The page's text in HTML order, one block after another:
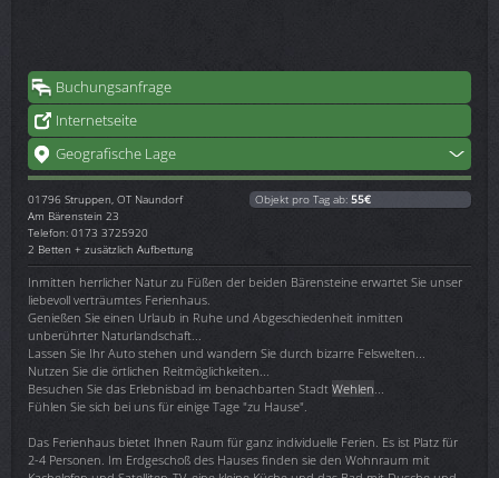
Buchungsanfrage
Internetseite
Geografische Lage
01796 Struppen, OT Naundorf
Am Bärenstein 23
Telefon: 0173 3725920
2 Betten + zusätzlich Aufbettung
Objekt pro Tag ab: 55€
Inmitten herrlicher Natur zu Füßen der beiden Bärensteine erwartet Sie unser
liebevoll verträumtes Ferienhaus.
Genießen Sie einen Urlaub in Ruhe und Abgeschiedenheit inmitten
unberührter Naturlandschaft...
Lassen Sie Ihr Auto stehen und wandern Sie durch bizarre Felswelten...
Nutzen Sie die örtlichen Reitmöglichkeiten...
Besuchen Sie das Erlebnisbad im benachbarten Stadt Wehlen
Fühlen Sie sich bei uns für einige Tage "zu Hause".
Das Ferienhaus bietet Ihnen Raum für ganz individuelle Ferien. Es ist Platz für
2-4 Personen. Im Erdgeschoß des Hauses finden sie den Wohnraum mit